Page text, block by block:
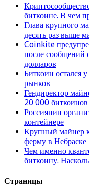
биткоине. В чем
Глава крупного
десять раз выше
Coinkite
после сообщений
долларов
Биткоин остался
рынков
Гендиректор
20 000 биткоинов
Россиянин
контейнере
Крупный майнер
ферму в Небраске
Чем именно
биткоину.
Страницы